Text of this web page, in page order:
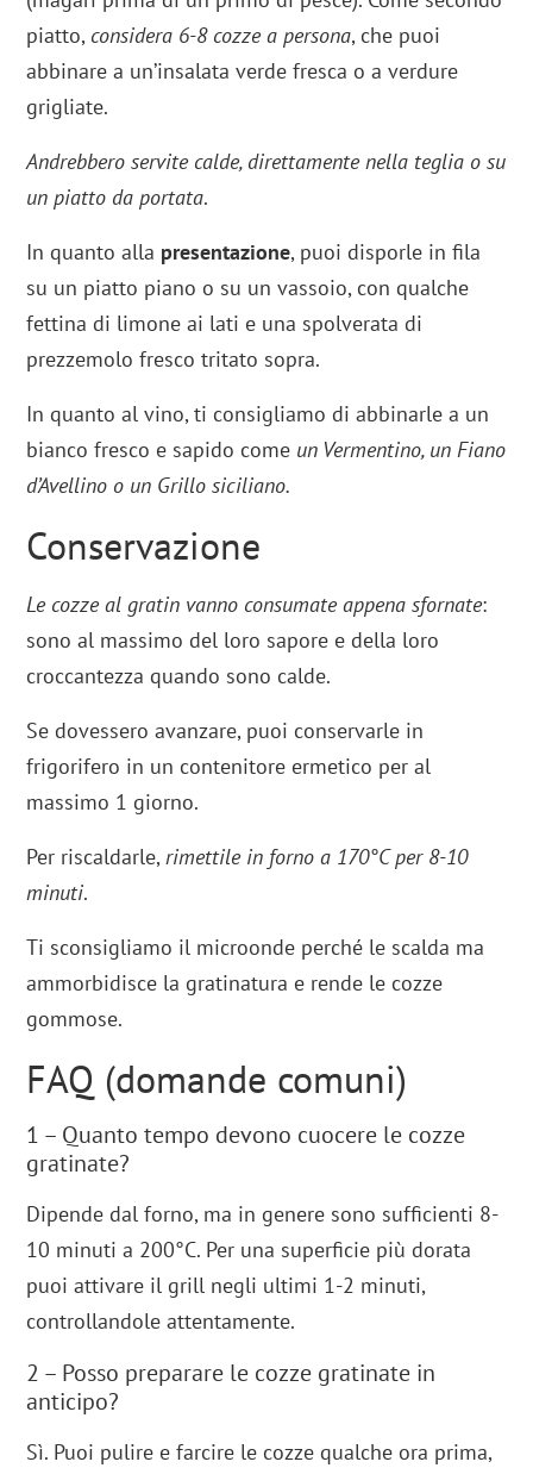
piatto, considera 6-8 cozze a persona, che puoi
abbinare a un’insalata verde fresca o a verdure
grigliate.
Andrebbero servite calde, direttamente nella teglia o su
un piatto da portata.
In quanto alla presentazione, puoi disporle in fila
su un piatto piano o su un vassoio, con qualche
fettina di limone ai lati e una spolverata di
prezzemolo fresco tritato sopra.
In quanto al vino, ti consigliamo di abbinarle a un
bianco fresco e sapido come un Vermentino, un Fiano
d’Avellino o un Grillo siciliano.
Conservazione
Le cozze al gratin vanno consumate appena sfornate:
sono al massimo del loro sapore e della loro
croccantezza quando sono calde.
Se dovessero avanzare, puoi conservarle in
frigorifero in un contenitore ermetico per al
massimo 1 giorno.
Per riscaldarle,rimettile in forno a 170°C per 8-10
minuti.
Ti sconsigliamo il microonde perché le scalda ma
ammorbidisce la gratinatura e rende le cozze
gommose.
FAQ (domande comuni)
1 – Quanto tempo devono cuocere le cozze
gratinate?
Dipende dal forno, ma in genere sono sufficienti 8-
10 minuti a 200°C. Per una superficie più dorata
puoi attivare il grill negli ultimi 1-2 minuti,
controllandole attentamente.
2 – Posso preparare le cozze gratinate in
anticipo?
Sì. Puoi pulire e farcire le cozze qualche ora prima,